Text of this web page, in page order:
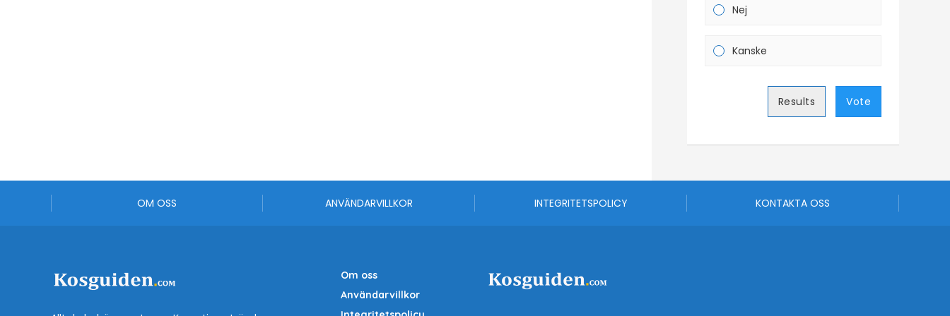
Nej
Kanske
Results Vote
OM OSS ANVÄNDARVILLKOR INTEGRITETSPOLICY KONTAKTA OSS
Om oss
Användarvillkor